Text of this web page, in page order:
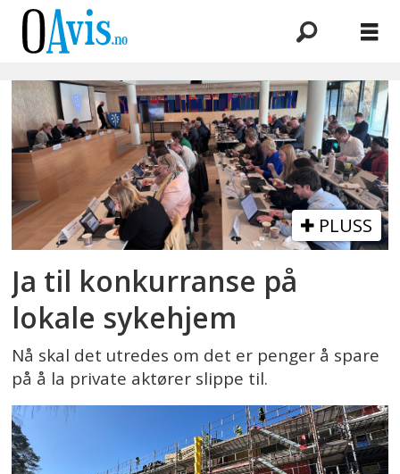
Emne:
omsorgsboliger
PLUSS
Ja til konkurranse på
lokale sykehjem
Nå skal det utredes om det er penger å spare
på å la private aktører slippe til.